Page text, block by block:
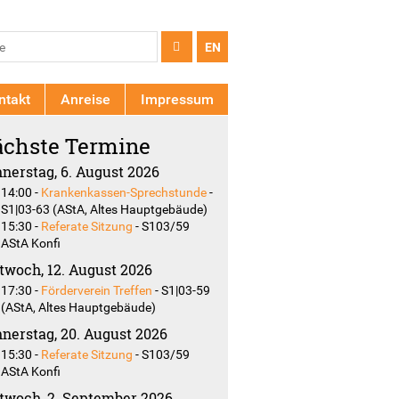
EN
Anreise Impressum
Termine
6. August 2026
14:00 - Krankenkassen-Sprechstunde -
S1|03-63 (AStA, Altes Hauptgebäude)
15:30 - Referate Sitzung -S103/59
AStA Konfi
12. August 2026
17:30 - Förderverein Treffen -S1|03-59
(AStA, Altes Hauptgebäude)
20. August 2026
15:30 - Referate Sitzung -S103/59
AStA Konfi